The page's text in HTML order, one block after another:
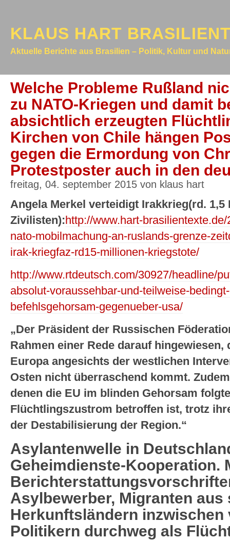
KLAUS HART
Aktuelle Berichte aus Brasilien – Politik, Kultur und
Welche Probleme Rußland
zu NATO-Kriegen und damit
absichtlich erzeugten
Kirchen von Chile hängen
gegen die Ermordung von
Protestposter auch in den
freitag, 04. september 2015 von klaus hart
Angela Merkel verteidigt Irakkrieg(rd. 1,5
Zivilisten):http://www.hart-
nato-mobilmachung-an-ruslands-grenze-
irak-kriegfaz-rd15-millionen-kriegstote/
http://www.rtdeutsch.com/30927/headline/
absolut-voraussehbar-und-teilweise-
befehlsgehorsam-gegenueber-usa/
„Der Präsident der Russischen
Rahmen einer Rede darauf
Europa angesichts der westlichen
Osten nicht überraschend kommt.
denen die EU im blinden Gehorsam
Flüchtlingszustrom betroffen ist, trotz
der Destabilisierung der Region.“
Asylantenwelle in
Geheimdienste-Kooperation.
Asylbewerber, Migranten aus
Herkunftsländern inzwischen
Politikern durchweg als